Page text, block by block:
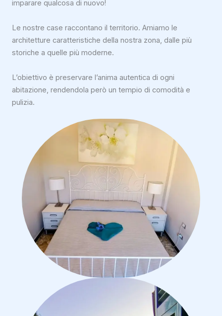
imparare qualcosa di nuovo!
Le nostre case raccontano il territorio. Amiamo le
architetture caratteristiche della nostra zona, dalle più
storiche a quelle più moderne.
L’obiettivo è preservare l’anima autentica di ogni
abitazione, rendendola però un tempio di comodità e
pulizia.